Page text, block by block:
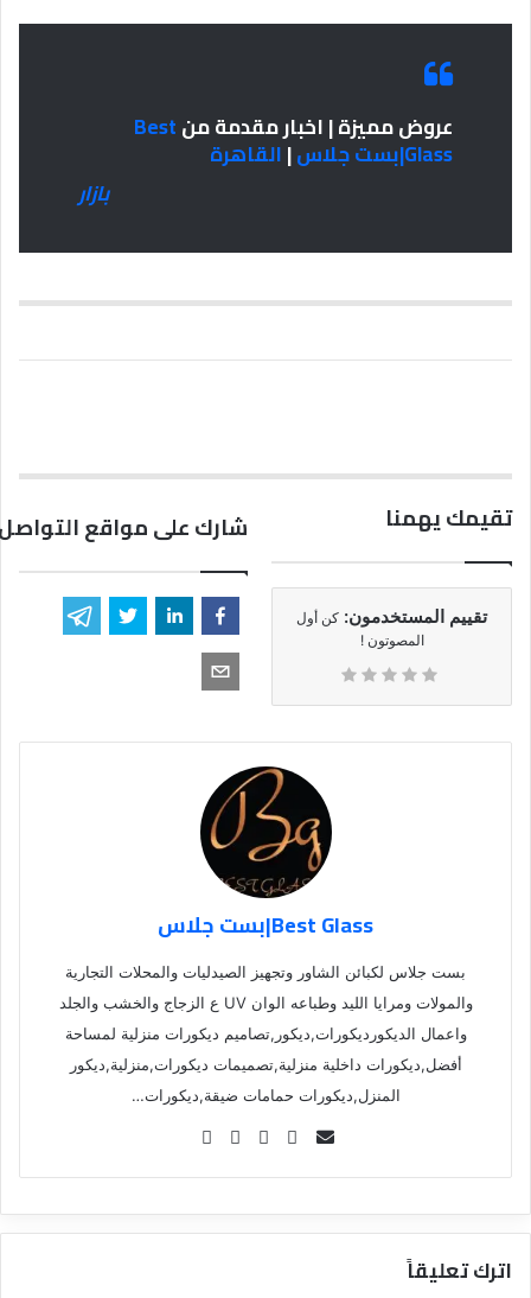
عروض مميزة | اخبار مقدمة منBest
Glass|بست جلاس |القاهرة
بازار
تقيمك يهمنا
تقييم المستخدمون: كن أول
المصوتون !
شارك على مواقع
Best Glass|بست جلاس
بست جلاس لكبائن الشاور وتجهيز الصيدليات والمحلات التجارية
والمولات ومرايا الليد وطباعه الوان UV ع الزجاج والخشب والجلد
واعمال الديكورديكورات,ديكور,تصاميم ديكورات منزلية لمساحة
أفضل,ديكورات داخلية منزلية,تصميمات ديكورات,منزلية,ديكور
المنزل,ديكورات حمامات ضيقة,ديكورات…
Se
em
اترك تعليقاً